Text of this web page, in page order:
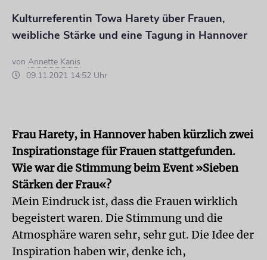
Kulturreferentin Towa Harety über Frauen,
weibliche Stärke und eine Tagung in Hannover
von Annette Kanis
09.11.2021 14:52 Uhr
Frau Harety, in Hannover haben kürzlich zwei
Inspirationstage für Frauen stattgefunden.
Wie war die Stimmung beim Event »Sieben
Stärken der Frau«?
Mein Eindruck ist, dass die Frauen wirklich
begeistert waren. Die Stimmung und die
Atmosphäre waren sehr, sehr gut. Die Idee der
Inspiration haben wir, denke ich,